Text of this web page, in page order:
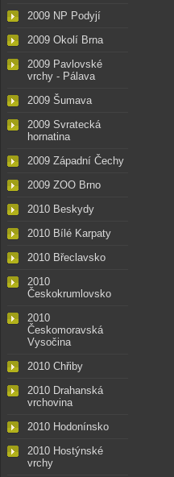
2009 NP Podyjí
2009 Okolí Brna
2009 Pavlovské
vrchy - Pálava
2009 Šumava
2009 Svratecká
hornatina
2009 Západní Čechy
2009 ZOO Brno
2010 Beskydy
2010 Bílé Karpaty
2010 Břeclavsko
2010
Českokrumlovsko
2010
Českomoravská
Vysočina
2010 Chřiby
2010 Drahanská
vrchovina
2010 Hodonínsko
2010 Hostýnské
vrchy